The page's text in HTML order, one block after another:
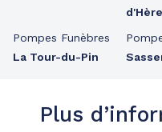
Pompes Funèbres
La Tour-du-Pin
Plus